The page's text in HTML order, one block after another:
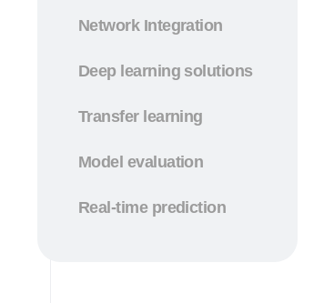
Network Integration
Deep learning solutions
Transfer learning
Model evaluation
Real-time prediction